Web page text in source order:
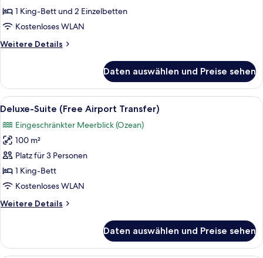
1 King-Bett und 2 Einzelbetten
Kostenloses WLAN
Weitere Details
Weitere
Daten auswählen und Preise sehen
Alle
Fotos
für
Deluxe-
Suite
(Free
Airport
anzeigen
Ein geräumiges Wohnzimmer mit
11
Deluxe-Suite (Free Airport Transfer)
Eingeschränkter Meerblick (Ozean)
100 m²
Platz für 3 Personen
1 King-Bett
Kostenloses WLAN
Weitere Details
Weitere
Suite
(Free
Daten auswählen und Preise sehen